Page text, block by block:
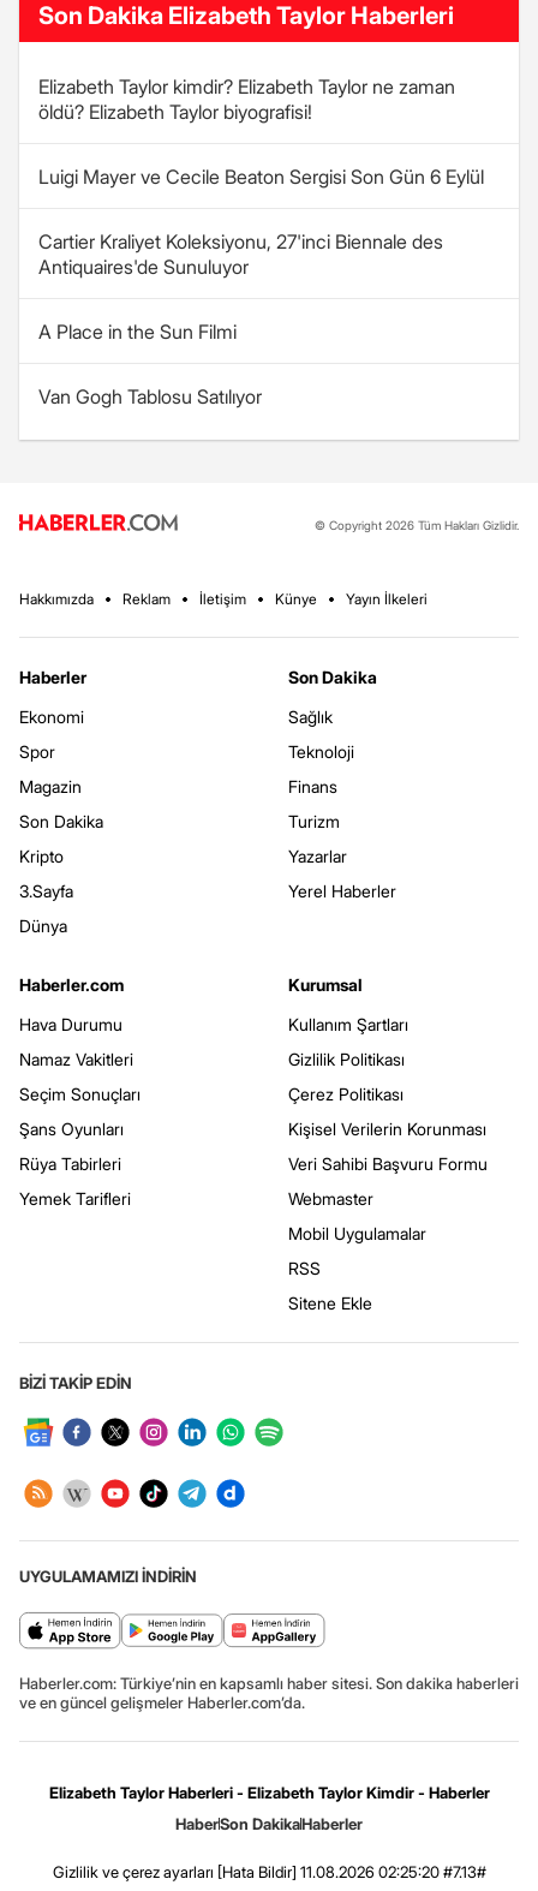
Son Dakika Elizabeth Taylor Haberleri
Elizabeth Taylor kimdir? Elizabeth Taylor ne zaman
öldü? Elizabeth Taylor biyografisi!
Luigi Mayer ve Cecile Beaton Sergisi Son Gün 6 Eylül
Cartier Kraliyet Koleksiyonu, 27'inci Biennale des
Antiquaires'de Sunuluyor
A Place in the Sun Filmi
Van Gogh Tablosu Satılıyor
© Copyright 2026 Tüm Hakları Gizlidir.
Hakkımızda Reklam İletişim Künye Yayın İlkeleri
Haberler
Ekonomi
Spor
Magazin
Son Dakika
Kripto
3.Sayfa
Dünya
Son Dakika
Sağlık
Teknoloji
Finans
Turizm
Yazarlar
Yerel Haberler
Haberler.com
Hava Durumu
Namaz Vakitleri
Seçim Sonuçları
Şans Oyunları
Rüya Tabirleri
Yemek Tarifleri
Kurumsal
Kullanım Şartları
Gizlilik Politikası
Çerez Politikası
Kişisel Verilerin Korunması
Veri Sahibi Başvuru Formu
Webmaster
Mobil Uygulamalar
RSS
Sitene Ekle
BİZİ TAKİP EDİN
UYGULAMAMIZI İNDİRİN
Haberler.com: Türkiye’nin en kapsamlı haber sitesi. Son dakika haberleri
ve en güncel gelişmeler Haberler.com’da.
Elizabeth Taylor Haberleri - Elizabeth Taylor Kimdir - Haberler
HaberSon DakikaHaberler
Gizlilik ve çerez ayarları [Hata Bildir] 11.08.2026 02:25:20 #7.13#